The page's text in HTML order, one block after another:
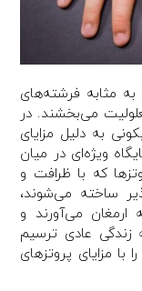
به مثابه فرشته‌های
می‌بخشند. در
به دلیل مزایای
ویژه‌ای در میان
که با ظرافت و
ساخته می‌شوند،
ارمغان می‌آورند و
زندگی عادی ترسیم
مزایای پروتزهای